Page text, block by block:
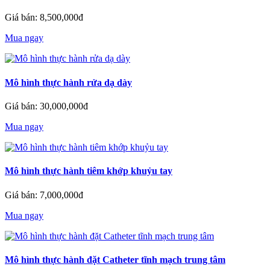
Giá bán: 8,500,000đ
Mua ngay
Mô hình thực hành rửa dạ dày
Giá bán: 30,000,000đ
Mua ngay
Mô hình thực hành tiêm khớp khuỷu tay
Giá bán: 7,000,000đ
Mua ngay
Mô hình thực hành đặt Catheter tĩnh mạch trung tâm